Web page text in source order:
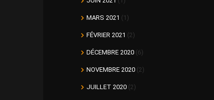
MARS 2021 (1)
FÉVRIER 2021 (2)
DÉCEMBRE 2020 (6)
NOVEMBRE 2020 (2)
JUILLET 2020 (2)